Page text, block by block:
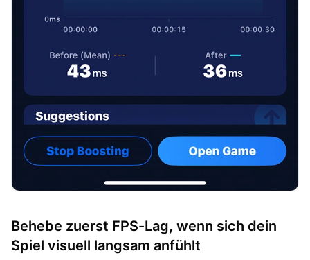
Behebe zuerst FPS-Lag, wenn sich dein
Spiel visuell langsam anfühlt